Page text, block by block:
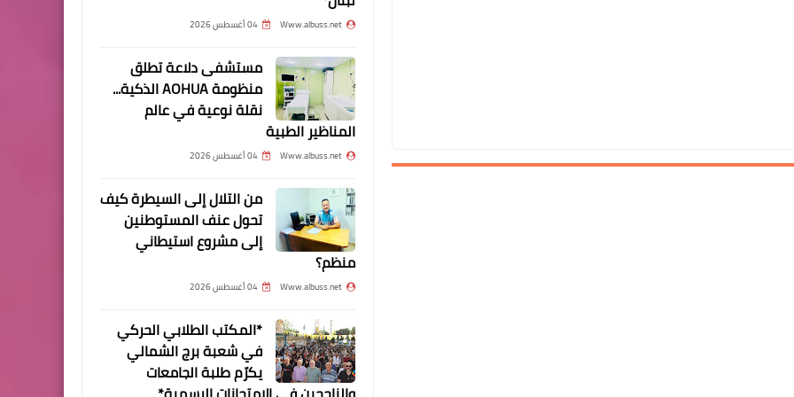
معروف
أخبار البص
وإقليم الخروب
أخبار متنوعة
في وكالة الأونروا في لبنان
وتناقش معها خدمات التعليم
في مدارس الأونروا في لبنان*
Www.albuss.net 04 أغسطس 2026
مستشفى دلاعة تطلق
منظومة AOHUA الذكية...
نقلة نوعية في عالم
المناظير الطبية
Www.albuss.net 04 أغسطس 2026
من التلال إلى السيطرة كيف
تحول عنف المستوطنين
إلى مشروع استيطاني
منظم؟
Www.albuss.net 04 أغسطس 2026
*المكتب الطلابي الحركي
في شعبة برج الشمالي
يكرّم طلبة الجامعات